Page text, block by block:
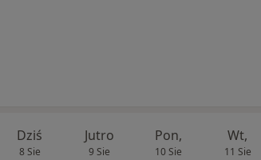
Dziś
8 Sie
Jutro
9 Sie
Pon,
10 Sie
Wt,
11 Sie